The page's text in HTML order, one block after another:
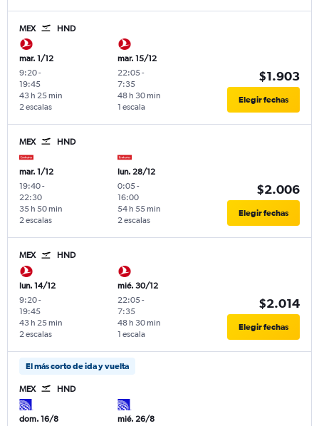
MEX HND
mar. 1/12
9:20-
19:45
2 escalas
43 h 25 min
mar. 15/12
22:05-
7:35
1 escala
48 h 30 min
$1.903
Elegir fechas
MEX HND
mar. 1/12
19:40-
22:30
2 escalas
35 h 50 min
lun. 28/12
0:05-
16:00
2 escalas
54 h 55 min
$2.006
Elegir fechas
MEX HND
lun. 14/12
9:20-
19:45
2 escalas
43 h 25 min
mié. 30/12
22:05-
7:35
1 escala
48 h 30 min
$2.014
Elegir fechas
El más corto de ida y vuelta
MEX HND
dom. 16/8
mié. 26/8